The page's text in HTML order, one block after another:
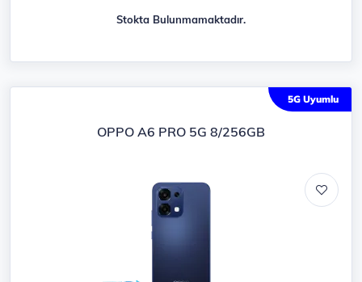
Stokta Bulunmamaktadır.
5G Uyumlu
OPPO A6 PRO 5G 8/256GB